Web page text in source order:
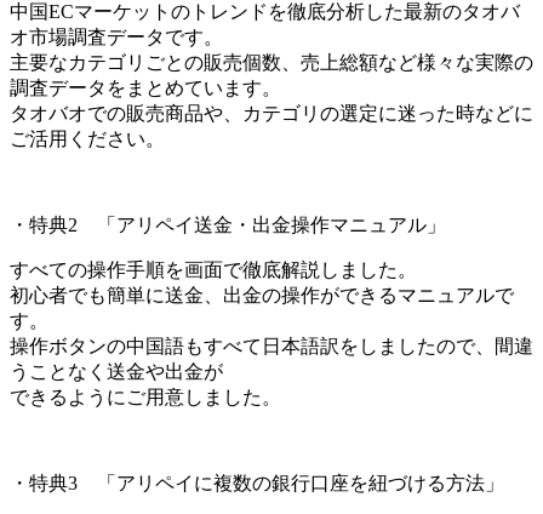
中国ECマーケットのトレンドを徹底分析した最新のタオバ
オ市場調査データです。
主要なカテゴリごとの販売個数、売上総額など様々な実際の
調査データをまとめています。
タオバオでの販売商品や、カテゴリの選定に迷った時などに
ご活用ください。
・特典2 「アリペイ送金・出金操作マニュアル」
すべての操作手順を画面で徹底解説しました。
初心者でも簡単に送金、出金の操作ができるマニュアルで
す。
操作ボタンの中国語もすべて日本語訳をしましたので、間違
うことなく送金や出金が
できるようにご用意しました。
・特典3 「アリペイに複数の銀行口座を紐づける方法」